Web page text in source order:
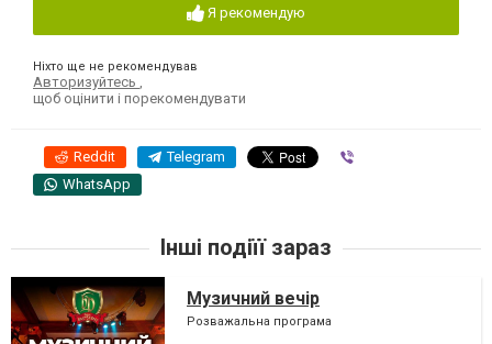
Я рекомендую
Ніхто ще не рекомендував
Авторизуйтесь ,
щоб оцінити і порекомендувати
Reddit Telegram
WhatsApp
Інші подіїї зараз
Музичний вечір
Розважальна програма